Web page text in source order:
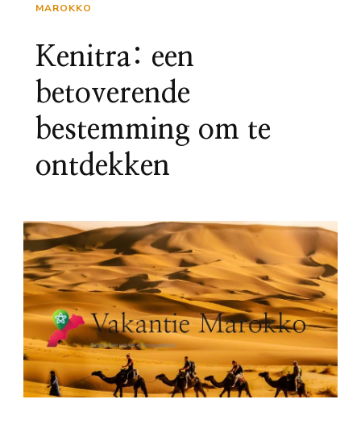
MAROKKO
Kenitra: een
betoverende
bestemming om te
ontdekken